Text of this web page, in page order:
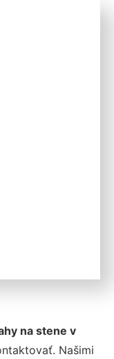
na stene v
Našimi